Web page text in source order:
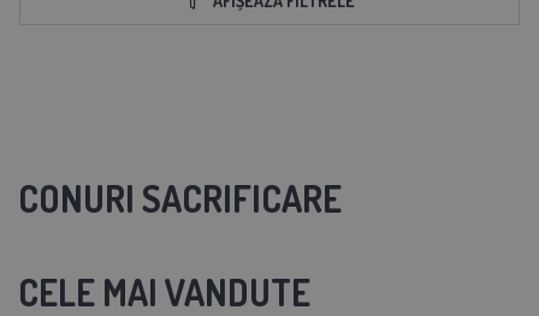
CONURI SACRIFICARE
CELE MAI VANDUTE